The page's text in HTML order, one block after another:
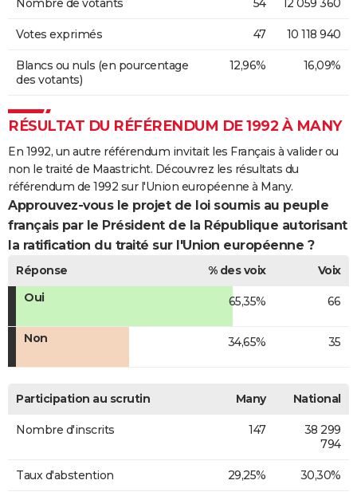
Nombre de votants 54 12 059 360
Votes exprimés 47 10 118 940
Blancs ou nuls (en pourcentage
des votants)
12,96% 16,09%
RÉSULTAT DU RÉFÉRENDUM DE 1992 À MANY
En 1992, un autre référendum invitait les Français à valider ou
non le traité de Maastricht. Découvrez les résultats du
référendum de 1992 sur l'Union européenne à Many.
Approuvez-vous le projet de loi soumis au peuple
français par le Président de la République autorisant
la ratification du traité sur l'Union européenne ?
Réponse % des voix
Voix
Oui
65,35% 66
Non 34,65% 35
Participation au scrutin Many National
Nombre d'inscrits 147
38 299
794
Taux d'abstention 29,25% 30,30%